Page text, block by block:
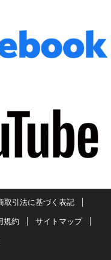
取引法に基づく表記
規約 サイトマップ